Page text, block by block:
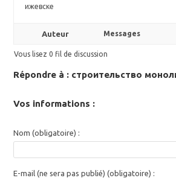
ижевске
Auteur Messages
Vous lisez 0 fil de discussion
Répondre à : строительство
Vos informations :
Nom (obligatoire) :
E-mail (ne sera pas publié) (obligatoire) :